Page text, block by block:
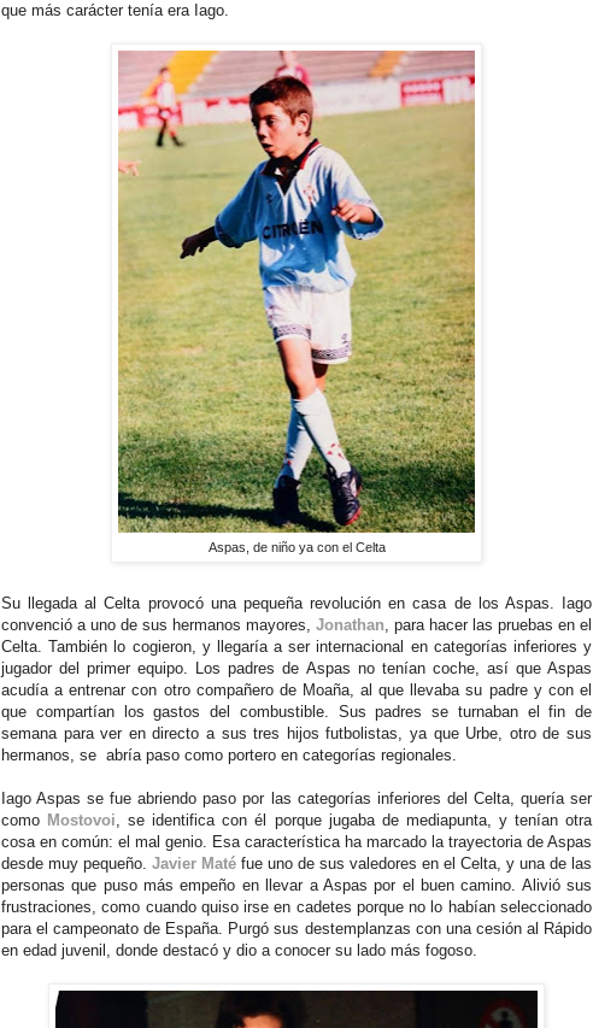
que más carácter tenía era Iago.
Aspas, de niño ya con el Celta
Su llegada al Celta provocó una pequeña revolución en casa de los Aspas. Iago
convenció a uno de sus hermanos mayores, Jonathan , para hacer las pruebas en el
Celta. También lo cogieron, y llegaría a ser internacional en categorías inferiores y
jugador del primer equipo. Los padres de Aspas no tenían coche, así que Aspas
acudía a entrenar con otro compañero de Moaña, al que llevaba su padre y con el
que compartían los gastos del combustible. Sus padres se turnaban el fin de
semana para ver en directo a sus tres hijos futbolistas, ya que Urbe, otro de sus
hermanos, se abría paso como portero en categorías regionales.
Iago Aspas se fue abriendo paso por las categorías inferiores del Celta, quería ser
como Mostovoi , se identifica con él porque jugaba de mediapunta, y tenían otra
cosa en común: el mal genio. Esa característica ha marcado la trayectoria de Aspas
desde muy pequeño. Javier Maté fue uno de sus valedores en el Celta, y una de las
personas que puso más empeño en llevar a Aspas por el buen camino. Alivió sus
frustraciones, como cuando quiso irse en cadetes porque no lo habían seleccionado
para el campeonato de España. Purgó sus destemplanzas con una cesión al Rápido
en edad juvenil, donde destacó y dio a conocer su lado más fogoso.